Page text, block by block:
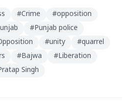
#Crime #opposition
#Punjab police
#unity #quarrel
#Bajwa #Liberation
Singh